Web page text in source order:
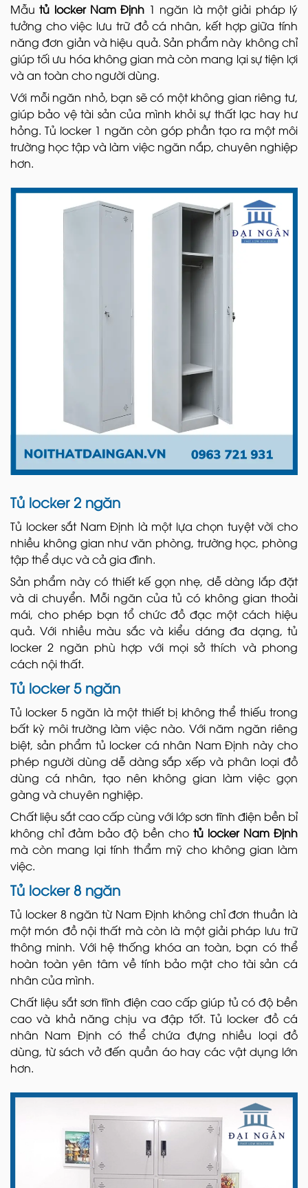
Mẫutủ locker Nam Định 1 ngăn là một giải pháp lý
tưởng cho việc lưu trữ đồ cá nhân, kết hợp giữa tính
năng đơn giản và hiệu quả. Sản phẩm này không chỉ
giúp tối ưu hóa không gian mà còn mang lại sự tiện lợi
và an toàn cho người dùng.
Với mỗi ngăn nhỏ, bạn sẽ có một không gian riêng tư,
giúp bảo vệ tài sản của mình khỏi sự thất lạc hay hư
hỏng. Tủ locker 1 ngăn còn góp phần tạo ra một môi
trường học tập và làm việc ngăn nắp, chuyên nghiệp
hơn.
Tủ locker 2 ngăn
Tủ locker sắt Nam Định là một lựa chọn tuyệt vời cho
nhiều không gian như văn phòng, trường học, phòng
tập thể dục và cả gia đình.
Sản phẩm này có thiết kế gọn nhẹ, dễ dàng lắp đặt
và di chuyển. Mỗi ngăn của tủ có không gian thoải
mái, cho phép bạn tổ chức đồ đạc một cách hiệu
quả. Với nhiều màu sắc và kiểu dáng đa dạng, tủ
locker 2 ngăn phù hợp với mọi sở thích và phong
cách nội thất.
Tủ locker 5 ngăn
Tủ locker 5 ngăn là một thiết bị không thể thiếu trong
bất kỳ môi trường làm việc nào. Với năm ngăn riêng
biệt, sản phẩm tủ locker cá nhân Nam Định này cho
phép người dùng dễ dàng sắp xếp và phân loại đồ
dùng cá nhân, tạo nên không gian làm việc gọn
gàng và chuyên nghiệp.
Chất liệu sắt cao cấp cùng với lớp sơn tĩnh điện bền bỉ
không chỉ đảm bảo độ bền cho tủ locker Nam Định
mà còn mang lại tính thẩm mỹ cho không gian làm
việc.
Tủ locker 8 ngăn
Tủ locker 8 ngăn từ Nam Định không chỉ đơn thuần là
một món đồ nội thất mà còn là một giải pháp lưu trữ
thông minh. Với hệ thống khóa an toàn, bạn có thể
hoàn toàn yên tâm về tính bảo mật cho tài sản cá
nhân của mình.
Chất liệu sắt sơn tĩnh điện cao cấp giúp tủ có độ bền
cao và khả năng chịu va đập tốt. Tủ locker đồ cá
nhân Nam Định có thể chứa đựng nhiều loại đồ
dùng, từ sách vở đến quần áo hay các vật dụng lớn
hơn.